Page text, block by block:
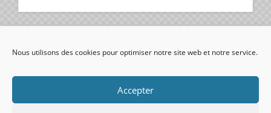
Nous utilisons des cookies pour optimiser notre site web et notre service.
Accepter
visiteurs uniques: